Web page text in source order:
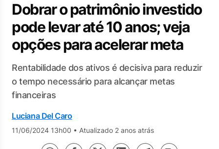
Dobrar o patrimônio investido
pode levar até 10 anos; veja
opções para acelerar meta
Rentabilidade dos ativos é decisiva para reduzir
o tempo necessário para alcançar metas
financeiras
Luciana Del Caro
11/06/2024 13h00 • Atualizado 2 anos atrás